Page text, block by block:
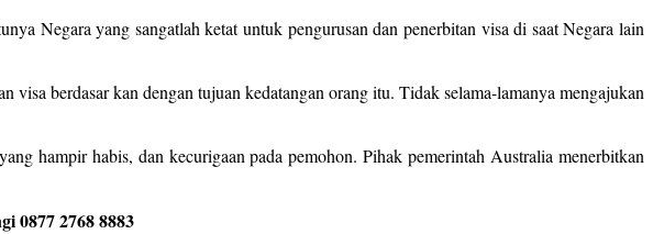
Negara yang sangatlah ketat untuk pengurusan dan penerbitan visa di saat Negara lain
berdasar kan dengan tujuan kedatangan orang itu. Tidak selama-lamanya mengajukan
hampir habis, dan kecurigaan pada pemohon. Pihak pemerintah Australia menerbitkan
0877 2768 8883